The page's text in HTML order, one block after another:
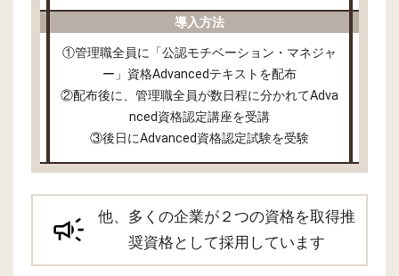
導入方法
①管理職全員に「公認モチベーション・マネジャ
ー」資格Advancedテキストを配布
②配布後に、管理職全員が数日程に分かれてAdva
nced資格認定講座を受講
③後日にAdvanced資格認定試験を受験
他、多くの企業が２つの資格を取得推
奨資格として採用しています